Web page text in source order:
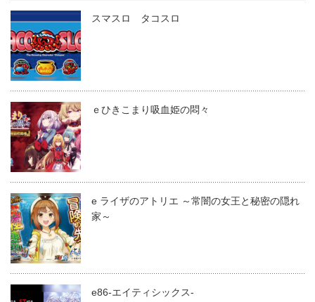
スマスロ タコスロ
ｅひきこまり吸血姫の悶々
e ライザのアトリエ ～常闇の女王と秘密の隠れ
家～
e86-エイティシックス-